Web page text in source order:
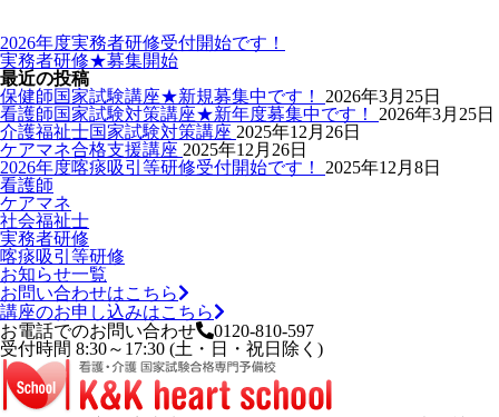
2026年度実務者研修受付開始です！
実務者研修★募集開始
最近の投稿
保健師国家試験講座★新規募集中です！ 2026年3月25日
看護師国家試験対策講座★新年度募集中です！ 2026年3月25日
介護福祉士国家試験対策講座 2025年12月26日
ケアマネ合格支援講座 2025年12月26日
2026年度喀痰吸引等研修受付開始です！ 2025年12月8日
看護師
ケアマネ
社会福祉士
実務者研修
喀痰吸引等研修
お知らせ一覧
お問い合わせはこちら
講座のお申し込みはこちら
お電話でのお問い合わせ
0120-810-597
受付時間 8:30～17:30 (土・日・祝日除く)